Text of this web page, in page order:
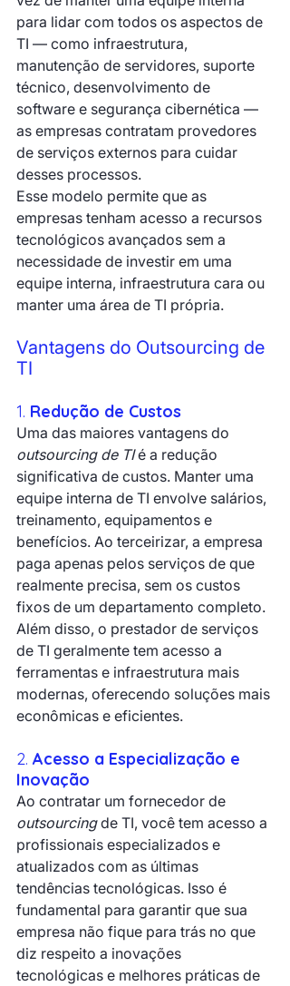
para lidar com todos os aspectos de
TI — como infraestrutura,
manutenção de servidores, suporte
técnico, desenvolvimento de
software e segurança cibernética —
as empresas contratam provedores
de serviços externos para cuidar
desses processos.
Esse modelo permite que as
empresas tenham acesso a recursos
tecnológicos avançados sem a
necessidade de investir em uma
equipe interna, infraestrutura cara ou
manter uma área de TI própria.
Vantagens do Outsourcing de
TI
1. Redução de Custos
Uma das maiores vantagens do
outsourcing de TI é a redução
significativa de custos. Manter uma
equipe interna de TI envolve salários,
treinamento, equipamentos e
benefícios. Ao terceirizar, a empresa
paga apenas pelos serviços de que
realmente precisa, sem os custos
fixos de um departamento completo.
Além disso, o prestador de serviços
de TI geralmente tem acesso a
ferramentas e infraestrutura mais
modernas, oferecendo soluções mais
econômicas e eficientes.
2. Acesso a Especialização e
Inovação
Ao contratar um fornecedor de
outsourcing de TI, você tem acesso a
profissionais especializados e
atualizados com as últimas
tendências tecnológicas. Isso é
fundamental para garantir que sua
empresa não fique para trás no que
diz respeito a inovações
tecnológicas e melhores práticas de